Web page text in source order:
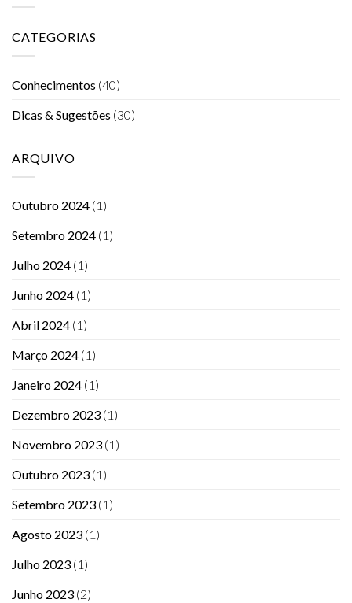
CATEGORIAS
Conhecimentos (40)
Dicas & Sugestões (30)
ARQUIVO
Outubro 2024 (1)
Setembro 2024 (1)
Julho 2024 (1)
Junho 2024 (1)
Abril 2024 (1)
Março 2024 (1)
Janeiro 2024 (1)
Dezembro 2023 (1)
Novembro 2023 (1)
Outubro 2023 (1)
Setembro 2023 (1)
Agosto 2023 (1)
Julho 2023 (1)
Junho 2023 (2)